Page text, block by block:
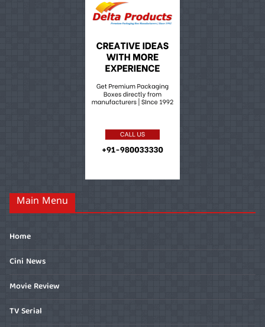
Main Menu
Home
Cini News
Movie Review
TV Serial